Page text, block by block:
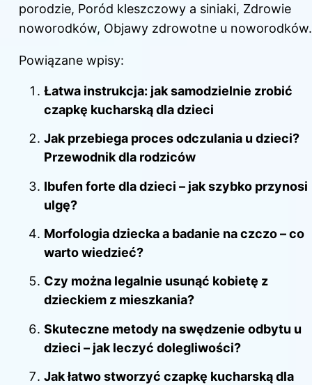
porodzie, Poród kleszczowy a siniaki, Zdrowie
noworodków, Objawy zdrowotne u noworodków.
Powiązane wpisy:
Łatwa instrukcja: jak samodzielnie zrobić
czapkę kucharską dla dzieci
Jak przebiega proces odczulania u dzieci?
Przewodnik dla rodziców
Ibufen forte dla dzieci – jak szybko przynosi
ulgę?
Morfologia dziecka a badanie na czczo – co
warto wiedzieć?
Czy można legalnie usunąć kobietę z
dzieckiem z mieszkania?
Skuteczne metody na swędzenie odbytu u
dzieci – jak leczyć dolegliwości?
Jak łatwo stworzyć czapkę kucharską dla